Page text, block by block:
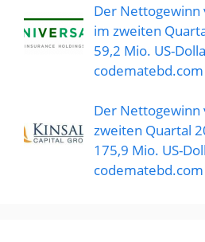
Der Nettogewinn
im zweiten
59,2 Mio. US-
codematebd.com
Der Nettogewinn
zweiten Quartal
175,9 Mio. US-
codematebd.com